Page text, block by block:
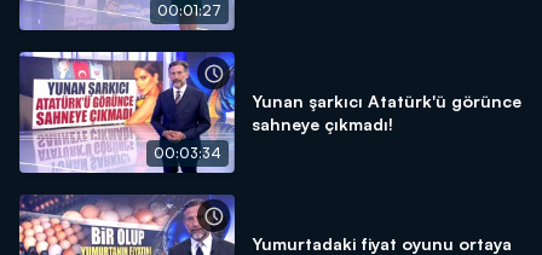
00:01:27
00:03:34
Yunan şarkıcı Atatürk'ü görünce
sahneye çıkmadı!
Yumurtadaki fiyat oyunu ortaya